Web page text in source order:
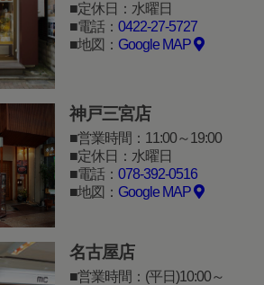
定休日：水曜日
電話： 0422-27-5727
地図： Google MAP
神戸三宮店
営業時間：11:00～19:00
定休日：水曜日
電話： 078-392-0516
地図： Google MAP
名古屋店
営業時間：(平日)10:00～